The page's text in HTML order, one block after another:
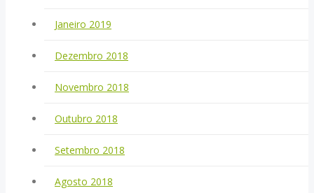
Janeiro 2019
Dezembro 2018
Novembro 2018
Outubro 2018
Setembro 2018
Agosto 2018